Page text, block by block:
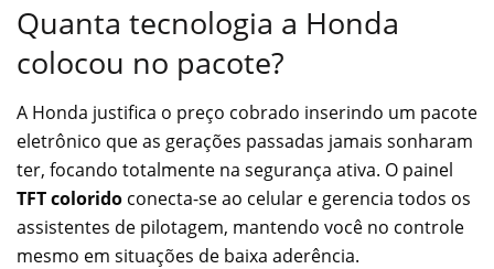
Quanta tecnologia a Honda
colocou no pacote?
A Honda justifica o preço cobrado inserindo um pacote
eletrônico que as gerações passadas jamais sonharam
ter, focando totalmente na segurança ativa. O painel
TFT colorido conecta-se ao celular e gerencia todos os
assistentes de pilotagem, mantendo você no controle
mesmo em situações de baixa aderência.